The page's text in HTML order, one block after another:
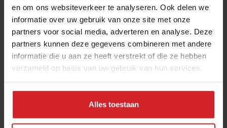
en om ons websiteverkeer te analyseren. Ook delen we
informatie over uw gebruik van onze site met onze
partners voor social media, adverteren en analyse. Deze
partners kunnen deze gegevens combineren met andere
informatie die u aan ze heeft verstrekt of die ze hebben
verzameld op basis van uw gebruik van hun services.
Alles toestaan
Sidney Schutte over 17 jaar met Jonnie Boer:
"Hij zat vol prachtige kwajongensstreken"
In memoriam: geliefde collega’s over Jonnie Boer
25 april 2025| 4 min
Restaurants Chefs